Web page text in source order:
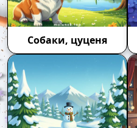
Собаки, цуценя